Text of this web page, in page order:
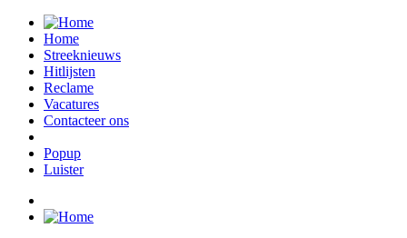
Home
Streeknieuws
Hitlijsten
Reclame
Vacatures
Contacteer ons
Popup
Luister